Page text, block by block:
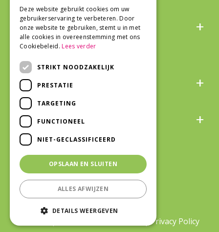
Algemeen
Over ons
Snel naar
Veilig winkelen
©Life and Garden Oostburg
Solutions
Privacy Policy
Deze website gebruikt cookies om uw
gebruikerservaring te verbeteren. Door
onze website te gebruiken, stemt u in met
alle cookies in overeenstemming met ons
Cookiebeleid.Lees verder
STRIKT NOODZAKELIJK
PRESTATIE
TARGETING
FUNCTIONEEL
NIET-GECLASSIFICEERD
OPSLAAN EN SLUITEN
ALLES AFWIJZEN
DETAILS WEERGEVEN